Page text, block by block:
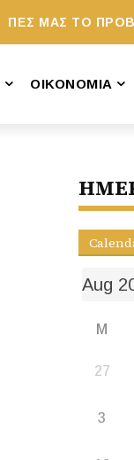
ΠΕΣ ΜΑΣ ΤΟ
ΟΙΚΟΝΟΜΙΑ
M
27
3